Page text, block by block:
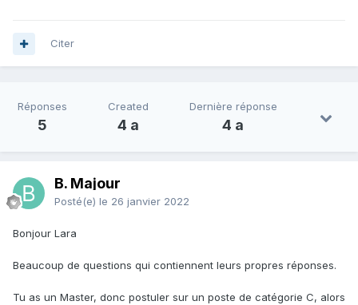
Citer
Réponses
5
Created
4 a
Dernière réponse
4 a
B. Majour
Posté(e) le 26 janvier 2022
Bonjour Lara
Beaucoup de questions qui contiennent leurs propres réponses.
Tu as un Master, donc postuler sur un poste de catégorie C, alors